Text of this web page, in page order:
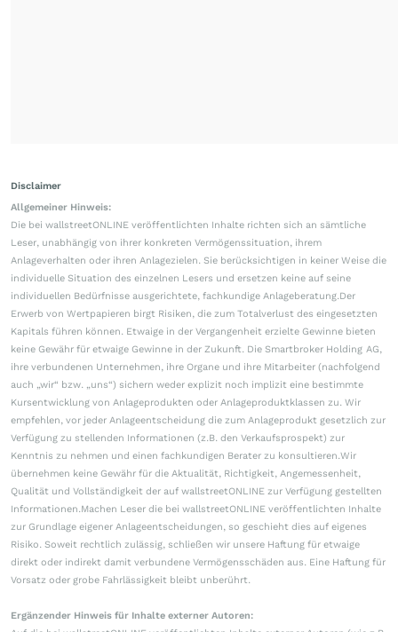
Disclaimer
Allgemeiner Hinweis:
Die bei wallstreetONLINE veröffentlichten Inhalte richten sich an sämtliche
Leser, unabhängig von ihrer konkreten Vermögenssituation, ihrem
Anlageverhalten oder ihren Anlagezielen. Sie berücksichtigen in keiner Weise die
individuelle Situation des einzelnen Lesers und ersetzen keine auf seine
individuellen Bedürfnisse ausgerichtete, fachkundige Anlageberatung.Der
Erwerb von Wertpapieren birgt Risiken, die zum Totalverlust des eingesetzten
Kapitals führen können. Etwaige in der Vergangenheit erzielte Gewinne bieten
keine Gewähr für etwaige Gewinne in der Zukunft. Die Smartbroker Holding AG,
ihre verbundenen Unternehmen, ihre Organe und ihre Mitarbeiter (nachfolgend
auch „wir“ bzw. „uns“) sichern weder explizit noch implizit eine bestimmte
Kursentwicklung von Anlageprodukten oder Anlageproduktklassen zu. Wir
empfehlen, vor jeder Anlageentscheidung die zum Anlageprodukt gesetzlich zur
Verfügung zu stellenden Informationen (z.B. den Verkaufsprospekt) zur
Kenntnis zu nehmen und einen fachkundigen Berater zu konsultieren.Wir
übernehmen keine Gewähr für die Aktualität, Richtigkeit, Angemessenheit,
Qualität und Vollständigkeit der auf wallstreetONLINE zur Verfügung gestellten
Informationen.Machen Leser die bei wallstreetONLINE veröffentlichten Inhalte
zur Grundlage eigener Anlageentscheidungen, so geschieht dies auf eigenes
Risiko. Soweit rechtlich zulässig, schließen wir unsere Haftung für etwaige
direkt oder indirekt damit verbundene Vermögensschäden aus. Eine Haftung für
Vorsatz oder grobe Fahrlässigkeit bleibt unberührt.
Ergänzender Hinweis für Inhalte externer Autoren: